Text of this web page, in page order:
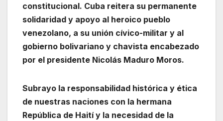
constitucional. Cuba reitera su permanente
solidaridad y apoyo al heroico pueblo
venezolano, a su unión cívico-militar y al
gobierno bolivariano y chavista encabezado
por el presidente Nicolás Maduro Moros.
Subrayo la responsabilidad histórica y ética
de nuestras naciones con la hermana
República de Haití y la necesidad de la